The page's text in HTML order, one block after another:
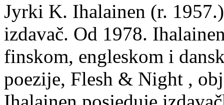
Jyrki K. Ihalainen (r.
izdavač. Od 1978.
finskom, engleskom i
poezije, Flesh & Night ,